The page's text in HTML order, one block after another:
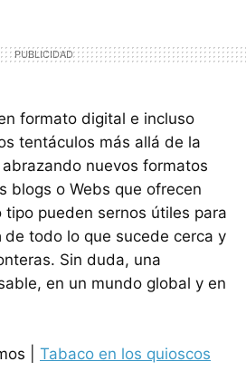
formato digital e incluso
tentáculos más allá de la
nuevos formatos
blogs o Webs que ofrecen
pueden sernos útiles para
de todo lo que sucede cerca y
Sin duda, una
en un mundo global y en
| Tabaco en los quioscos